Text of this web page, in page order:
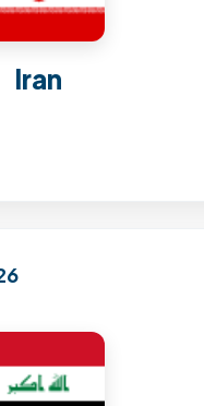
Iran